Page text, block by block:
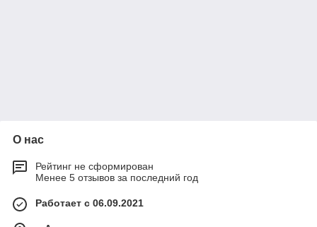
О нас
Рейтинг не сформирован
Менее 5 отзывов за последний год
Работает с 06.09.2021